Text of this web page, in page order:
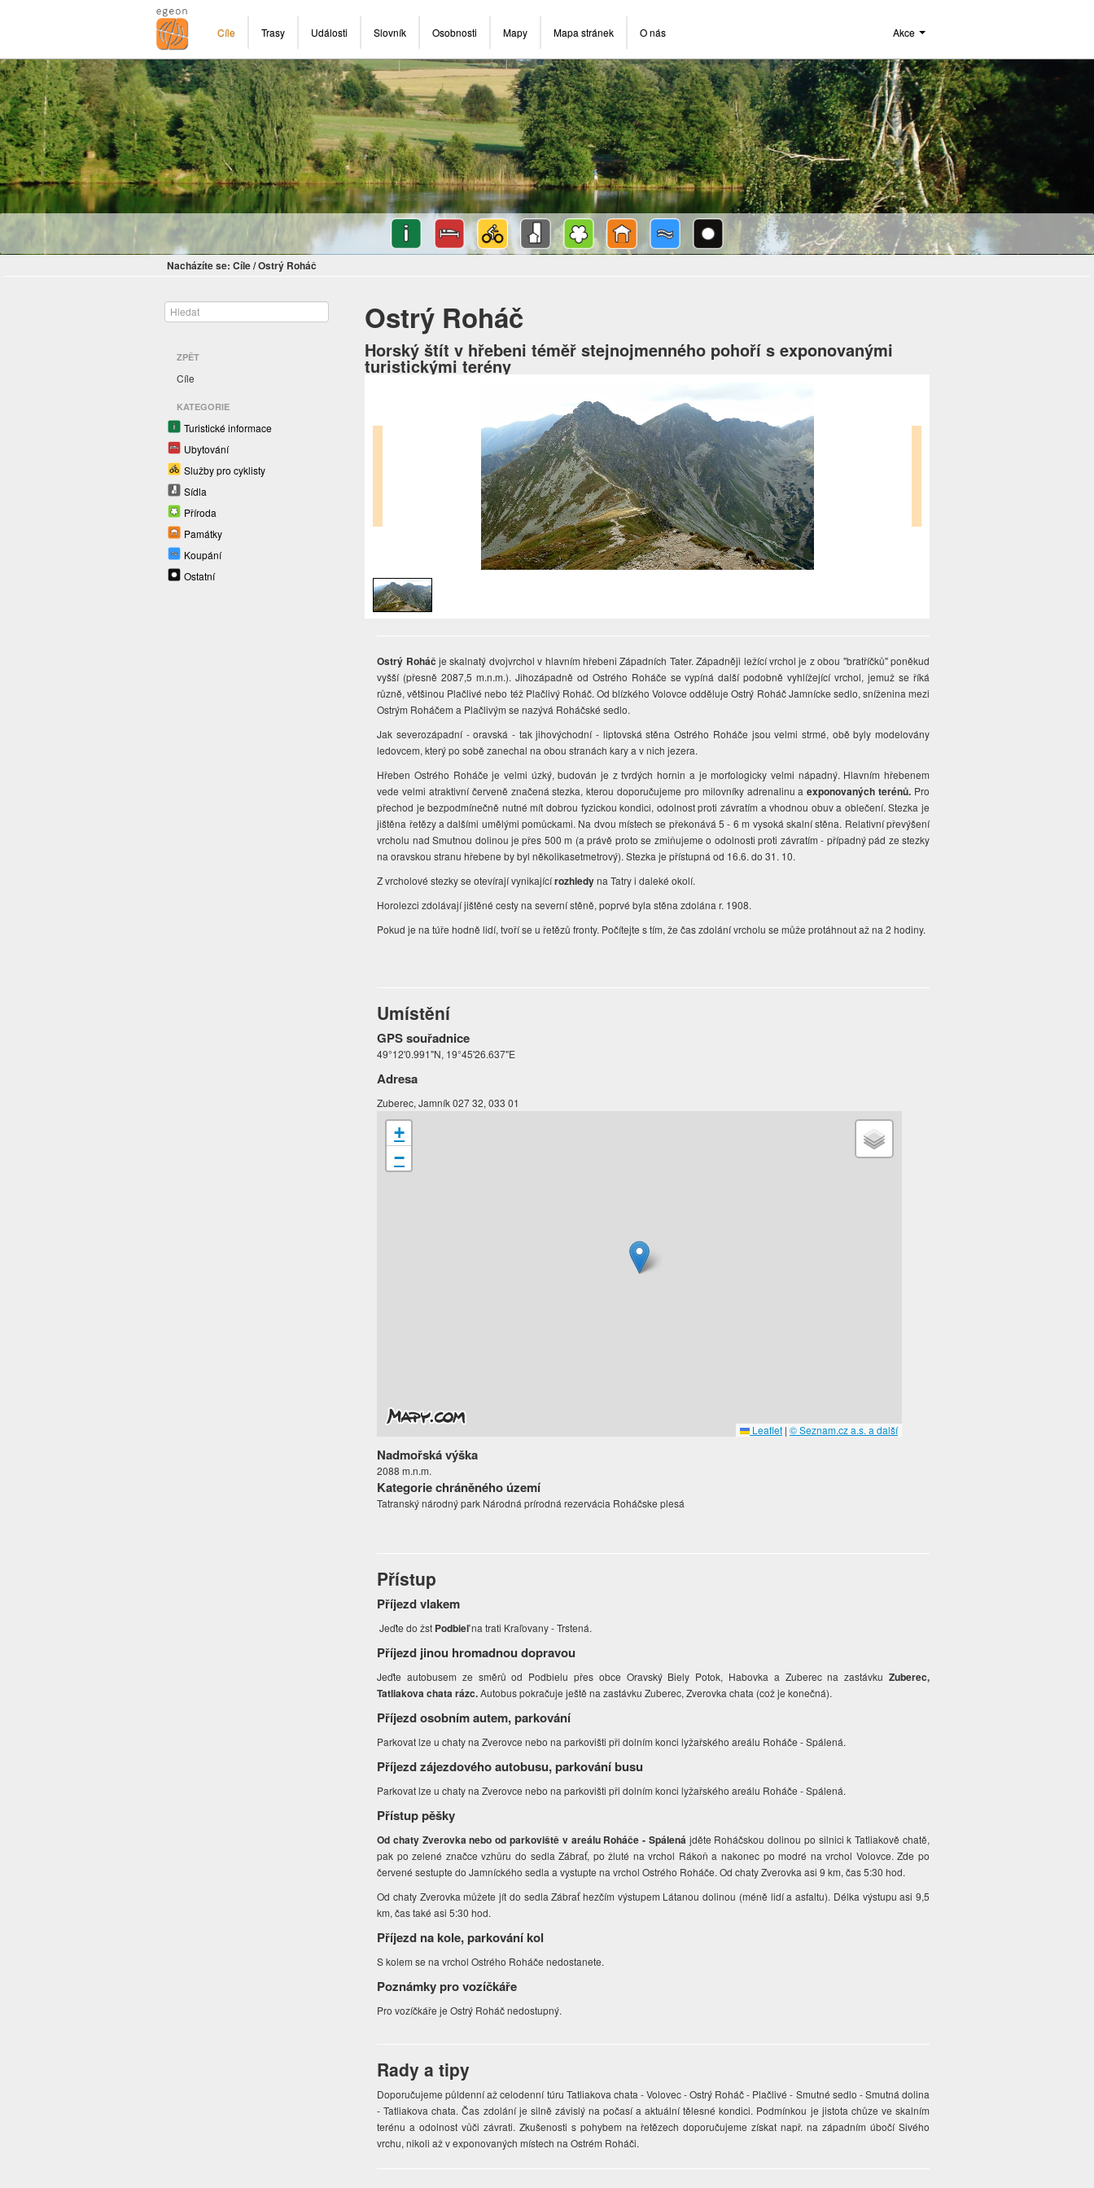
Cíle Trasy Události Slovník Osobnosti Mapy Mapa stránek O nás Akce
Nacházíte se: Cíle/Ostrý Roháč
ZPĚT
Cíle
KATEGORIE
Turistické informace
Ubytování
Služby pro cyklisty
Sídla
Příroda
Památky
Koupání
Ostatní
Ostrý Roháč
Horský štít v hřebeni téměř stejnojmenného pohoří s exponovanými
turistickými terény
Ostrý Roháč je skalnatý dvojvrchol v hlavním hřebeni Západních Tater. Západněji ležící vrchol je z obou "bratříčků" poněkud
vyšší (přesně 2087,5 m.n.m.). Jihozápadně od Ostrého Roháče se vypíná další podobně vyhlížející vrchol, jemuž se říká
různě, většinou Plačlivé nebo též Plačlivý Roháč. Od blízkého Volovce odděluje Ostrý Roháč Jamnícke sedlo, sníženina mezi
Ostrým Roháčem a Plačlivým se nazývá Roháčské sedlo.
Jak severozápadní - oravská - tak jihovýchodní - liptovská stěna Ostrého Roháče jsou velmi strmé, obě byly modelovány
ledovcem, který po sobě zanechal na obou stranách kary a v nich jezera.
Hřeben Ostrého Roháče je velmi úzký, budován je z tvrdých hornin a je morfologicky velmi nápadný. Hlavním hřebenem
vede velmi atraktivní červeně značená stezka, kterou doporučujeme pro milovníky adrenalinu aexponovaných terénů. Pro
přechod je bezpodmínečně nutné mít dobrou fyzickou kondici, odolnost proti závratím a vhodnou obuv a oblečení. Stezka je
jištěna řetězy a dalšími umělými pomůckami. Na dvou místech se překonává 5 - 6 m vysoká skalní stěna. Relativní převýšení
vrcholu nad Smutnou dolinou je přes 500 m (a právě proto se zmiňujeme o odolnosti proti závratím - případný pád ze stezky
na oravskou stranu hřebene by byl několikasetmetrový). Stezka je přístupná od 16.6. do 31. 10.
Z vrcholové stezky se otevírají vynikajícírozhledyna Tatry i daleké okolí.
Horolezci zdolávají jištěné cesty na severní stěně, poprvé byla stěna zdolána r. 1908.
Pokud je na túře hodně lidí, tvoří se u řetězů fronty. Počítejte s tím, že čas zdolání vrcholu se může protáhnout až na 2 hodiny.
Umístění
GPS souřadnice
49°12'0.991"N, 19°45'26.637"E
Adresa
Zuberec, Jamník 027 32, 033 01
+
−
Leaflet | © Seznam.cz a.s. a další
Nadmořská výška
2088 m.n.m.
Kategorie chráněného území
Tatranský národný park Národná prírodná rezervácia Roháčske plesá
Přístup
Příjezd vlakem
Jeďte do žst Podbieľna trati Kraľovany - Trstená.
Příjezd jinou hromadnou dopravou
Jeďte autobusem ze směrů od Podbielu přes obce Oravský Biely Potok, Habovka a Zuberec na zastávku Zuberec,
Tatliakova chata rázc.Autobus pokračuje ještě na zastávku Zuberec, Zverovka chata (což je konečná).
Příjezd osobním autem, parkování
Parkovat lze u chaty na Zverovce nebo na parkovišti při dolním konci lyžařského areálu Roháče - Spálená.
Příjezd zájezdového autobusu, parkování busu
Parkovat lze u chaty na Zverovce nebo na parkovišti při dolním konci lyžařského areálu Roháče - Spálená.
Přístup pěšky
Od chaty Zverovka nebo od parkoviště v areálu Roháče - Spálená jděte Roháčskou dolinou po silnici k Tatliakově chatě,
pak po zelené značce vzhůru do sedla Zábrať, po žluté na vrchol Rákoň a nakonec po modré na vrchol Volovce. Zde po
červené sestupte do Jamníckého sedla a vystupte na vrchol Ostrého Roháče. Od chaty Zverovka asi 9 km, čas 5:30 hod.
Od chaty Zverovka můžete jít do sedla Zábrať hezčím výstupem Látanou dolinou (méně lidí a asfaltu). Délka výstupu asi 9,5
km, čas také asi 5:30 hod.
Příjezd na kole, parkování kol
S kolem se na vrchol Ostrého Roháče nedostanete.
Poznámky pro vozíčkáře
Pro vozíčkáře je Ostrý Roháč nedostupný.
Rady a tipy
Doporučujeme půldenní až celodenní túru Tatliakova chata - Volovec - Ostrý Roháč - Plačlivé - Smutné sedlo - Smutná dolina
- Tatliakova chata. Čas zdolání je silně závislý na počasí a aktuální tělesné kondici. Podmínkou je jistota chůze ve skalním
terénu a odolnost vůči závrati. Zkušenosti s pohybem na řetězech doporučujeme získat např. na západním úbočí Sivého
vrchu, nikoli až v exponovaných místech na Ostrém Roháči.